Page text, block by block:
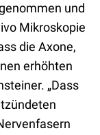
und
Mikroskopie
die Axone,
erhöhten
„Dass